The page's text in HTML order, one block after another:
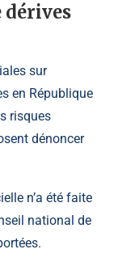
dérives
sur
en République
risques
dénoncer
n’a été faite
national de